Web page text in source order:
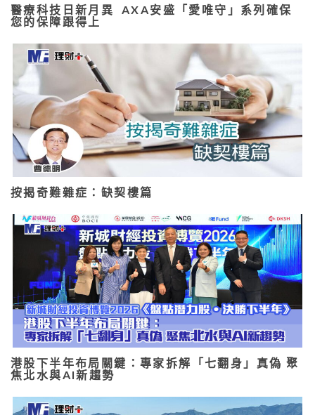
醫療科技日新月異 AXA安盛「愛唯守」系列確保
您的保障跟得上
按揭奇難雜症：缺契樓篇
港股下半年布局關鍵：專家拆解「七翻身」真偽 聚
焦北水與AI新趨勢